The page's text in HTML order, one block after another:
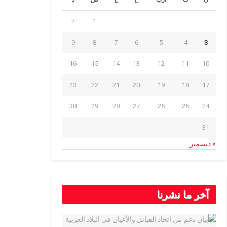
1
2
3
4
5
6
7
8
9
10
11
12
13
14
15
16
17
18
19
20
21
22
23
24
25
26
27
28
29
30
31
« ديسمبر
آخر ما نشرنا